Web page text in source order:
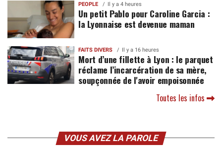
PEOPLE Il y a 4 heures
Un petit Pablo pour Caroline Garcia :
la Lyonnaise est devenue maman
FAITS DIVERS Il y a 16 heures
Mort d’une fillette à Lyon : le parquet
réclame l’incarcération de sa mère,
soupçonnée de l'avoir empoisonnée
Toutes les infos
VOUS AVEZ LA PAROLE